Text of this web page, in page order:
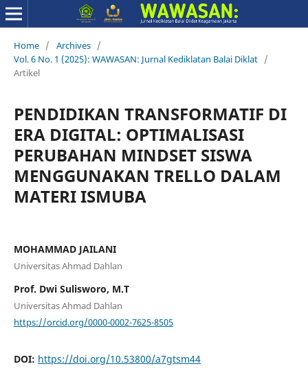
Home / Archives /
Vol. 6 No. 1 (2025): WAWASAN: Jurnal Kediklatan Balai Diklat /
Artikel
PENDIDIKAN TRANSFORMATIF DI
ERA DIGITAL: OPTIMALISASI
PERUBAHAN MINDSET SISWA
MENGGUNAKAN TRELLO DALAM
MATERI ISMUBA
MOHAMMAD JAILANI
Universitas Ahmad Dahlan
Prof. Dwi Sulisworo, M.T
Universitas Ahmad Dahlan
https://orcid.org/0000-0002-7625-8505
DOI: https://doi.org/10.53800/a7gtsm44